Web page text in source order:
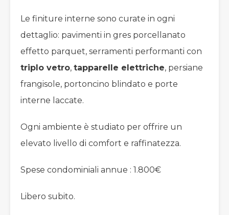
Le finiture interne sono curate in ogni
dettaglio: pavimenti in gres porcellanato
effetto parquet, serramenti performanti con
triplo vetro, tapparelle elettriche, persiane
frangisole, portoncino blindato e porte
interne laccate.
Ogni ambiente è studiato per offrire un
elevato livello di comfort e raffinatezza.
Spese condominiali annue : 1.800€
Libero subito.